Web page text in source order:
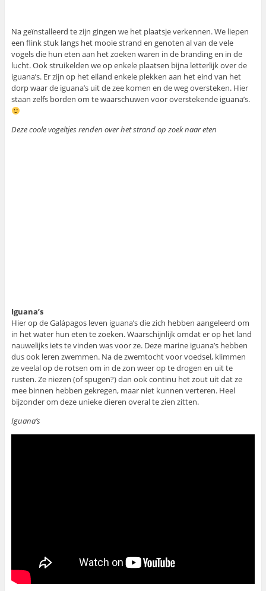
Na geïnstalleerd te zijn gingen we het plaatsje verkennen. We liepen
een flink stuk langs het mooie strand en genoten al van de vele
vogels die hun eten aan het zoeken waren in de branding en in de
lucht. Ook struikelden we op enkele plaatsen bijna letterlijk over de
iguana’s. Er zijn op het eiland enkele plekken aan het eind van het
dorp waar de iguana’s uit de zee komen en de weg oversteken. Hier
staan zelfs borden om te waarschuwen voor overstekende iguana’s.
Deze coole vogeltjes renden over het strand op zoek naar eten
Iguana’s
Hier op de Galápagos leven iguana’s die zich hebben aangeleerd om
in het water hun eten te zoeken. Waarschijnlijk omdat er op het land
nauwelijks iets te vinden was voor ze. Deze marine iguana’s hebben
dus ook leren zwemmen. Na de zwemtocht voor voedsel, klimmen
ze veelal op de rotsen om in de zon weer op te drogen en uit te
rusten. Ze niezen (of spugen?) dan ook continu het zout uit dat ze
mee binnen hebben gekregen, maar niet kunnen verteren. Heel
bijzonder om deze unieke dieren overal te zien zitten.
Iguana’s